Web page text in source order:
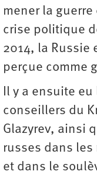
mener la
crise politique
2014, la Russie
perçue comme
Il y a ensuite
conseillers du
Glazyrev, ainsi
russes dans
et dans le